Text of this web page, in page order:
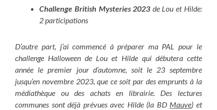
Challenge British Mysteries 2023 de Lou et Hilde:
2 participations
D’autre part, j’ai commencé à préparer ma PAL pour le
challenge Halloween de Lou et Hilde qui débutera cette
année le premier jour d’automne, soit le 23 septembre
jusqu’en novembre 2023, que ce soit par des emprunts à la
médiathèque ou des achats en librairie. Des lectures
communes sont déjà prévues avec Hilde (la BD Mauve) et